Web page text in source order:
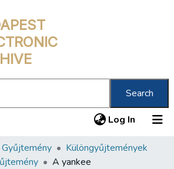
Search
Log In (current)
Különgyűjtemények
A yankee